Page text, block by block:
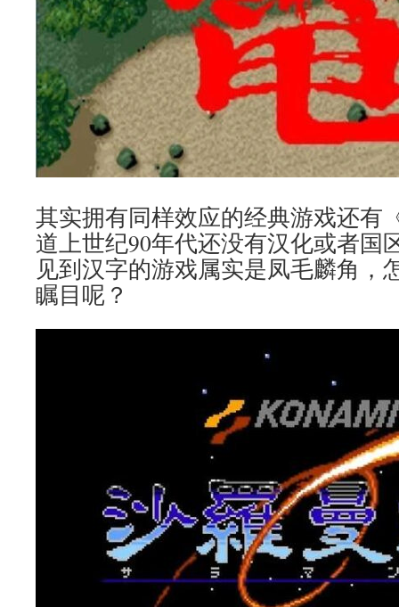
其实拥有同样效应的经典游戏还有
道上世纪90年代还没有汉化或者国
见到汉字的游戏属实是凤毛麟角，
瞩目呢？